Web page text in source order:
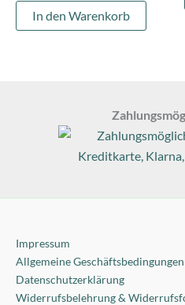
In den Warenkorb
Impressum
Allgemeine Geschäftsbedingungen
Datenschutzerklärung
Widerrufsbelehrung &